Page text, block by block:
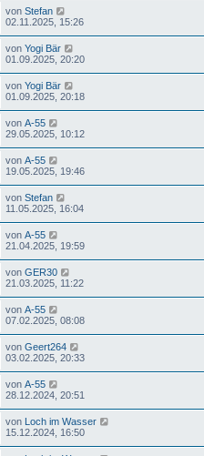
von Stefan
02.11.2025, 15:26
von Yogi Bär
01.09.2025, 20:20
von Yogi Bär
01.09.2025, 20:18
von A-55
29.05.2025, 10:12
von A-55
19.05.2025, 19:46
von Stefan
11.05.2025, 16:04
von A-55
21.04.2025, 19:59
von GER30
21.03.2025, 11:22
von A-55
07.02.2025, 08:08
von Geert264
03.02.2025, 20:33
von A-55
28.12.2024, 20:51
von Loch im Wasser
15.12.2024, 16:50